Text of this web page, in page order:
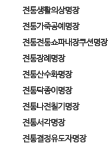
전통생활의상명장
전통가죽공예명장
전통전통쇼파내장쿠션명장
전통장례명장
전통산수화명장
전통닥종이명장
전통나전칠기명장
전통서각명장
전통결정유도자명장